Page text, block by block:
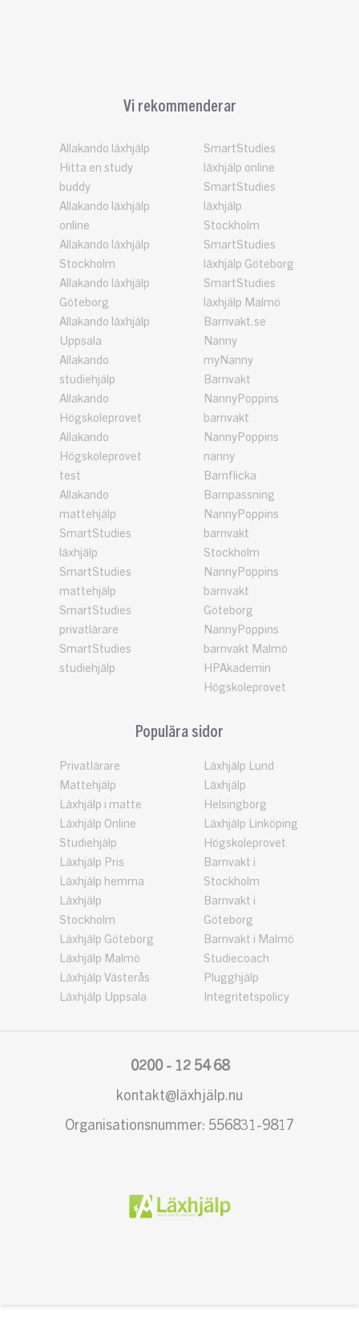
Vi rekommenderar
Allakando läxhjälp
Hitta en study
buddy
Allakando läxhjälp
online
Allakando läxhjälp
Stockholm
Allakando läxhjälp
Göteborg
Allakando läxhjälp
Uppsala
Allakando
studiehjälp
Allakando
Högskoleprovet
Allakando
Högskoleprovet
test
Allakando
mattehjälp
SmartStudies
läxhjälp
SmartStudies
mattehjälp
SmartStudies
privatlärare
SmartStudies
studiehjälp
SmartStudies
läxhjälp online
SmartStudies
läxhjälp
Stockholm
SmartStudies
läxhjälp Göteborg
SmartStudies
läxhjälp Malmö
Barnvakt.se
Nanny
myNanny
Barnvakt
NannyPoppins
barnvakt
NannyPoppins
nanny
Barnflicka
Barnpassning
NannyPoppins
barnvakt
Stockholm
NannyPoppins
barnvakt
Göteborg
NannyPoppins
barnvakt Malmö
HPAkademin
Högskoleprovet
Populära sidor
Privatlärare
Mattehjälp
Läxhjälp i matte
Läxhjälp Online
Studiehjälp
Läxhjälp Pris
Läxhjälp hemma
Läxhjälp
Stockholm
Läxhjälp Göteborg
Läxhjälp Malmö
Läxhjälp Västerås
Läxhjälp Uppsala
Läxhjälp Lund
Läxhjälp
Helsingborg
Läxhjälp Linköping
Högskoleprovet
Barnvakt i
Stockholm
Barnvakt i
Göteborg
Barnvakt i Malmö
Studiecoach
Plugghjälp
Integritetspolicy
kontakt@läxhjälp.nu
0200 - 12 54 68
Organisationsnummer: 556831-9817